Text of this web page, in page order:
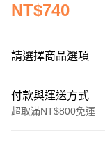
NT$740
請選擇商品選項
付款與運送方式
超取滿NT$800免運